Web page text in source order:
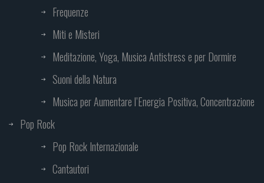
Frequenze
Miti e Misteri
Meditazione, Yoga, Musica Antistress e per Dormire
Suoni della Natura
Musica per Aumentare l’Energia Positiva, Concentrazione
Pop Rock
Pop Rock Internazionale
Cantautori